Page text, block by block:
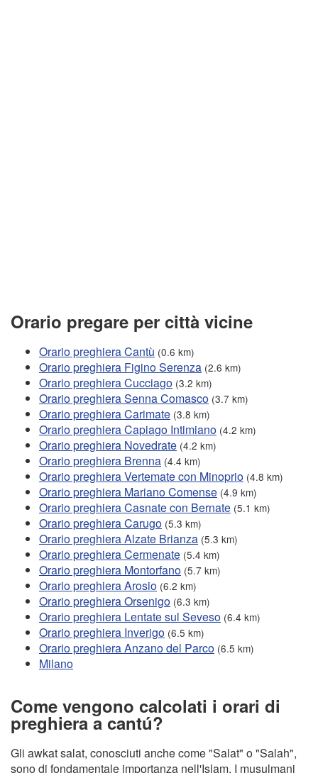
Orario pregare per città vicine
Orario preghiera Cantù (0.6 km)
Orario preghiera Figino Serenza (2.6 km)
Orario preghiera Cucciago (3.2 km)
Orario preghiera Senna Comasco (3.7 km)
Orario preghiera Carimate (3.8 km)
Orario preghiera Capiago Intimiano (4.2 km)
Orario preghiera Novedrate (4.2 km)
Orario preghiera Brenna (4.4 km)
Orario preghiera Vertemate con Minoprio (4.8 km)
Orario preghiera Mariano Comense (4.9 km)
Orario preghiera Casnate con Bernate (5.1 km)
Orario preghiera Carugo (5.3 km)
Orario preghiera Alzate Brianza (5.3 km)
Orario preghiera Cermenate (5.4 km)
Orario preghiera Montorfano (5.7 km)
Orario preghiera Arosio (6.2 km)
Orario preghiera Orsenigo (6.3 km)
Orario preghiera Lentate sul Seveso (6.4 km)
Orario preghiera Inverigo (6.5 km)
Orario preghiera Anzano del Parco (6.5 km)
Milano
Come vengono calcolati i orari di
preghiera a cantú?
Gli awkat salat, conosciuti anche come "Salat" o "Salah",
sono di fondamentale importanza nell'Islam. I musulmani